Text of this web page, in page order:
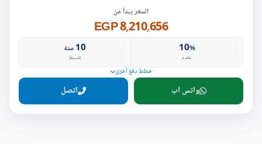
السعر يبدأ من
8,210,656 EGP
10%
مقدم
10 سنة
تقسيط
خطط دفع أخرى
واتس اب اتصل